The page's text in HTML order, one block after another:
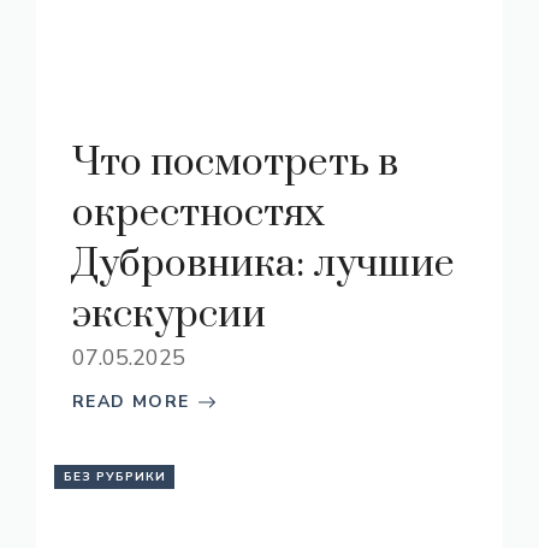
Что посмотреть в
окрестностях
Дубровника: лучшие
экскурсии
07.05.2025
READ MORE
БЕЗ РУБРИКИ